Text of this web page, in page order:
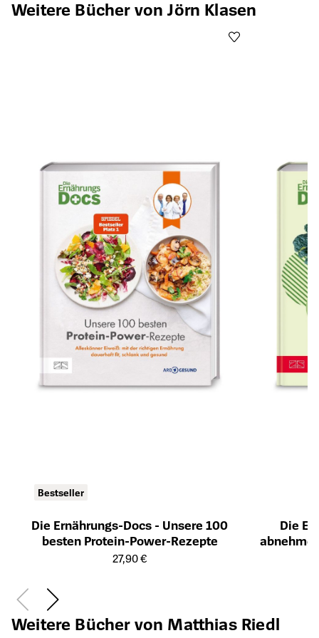
Weitere Bücher von Jörn Klasen
Bestseller
Die Ernährungs-Docs - Unsere 100
besten Protein-Power-Rezepte
Öffnet die Detailseite des Produkts
27,90 €
Die
Weitere Bücher von Matthias Riedl